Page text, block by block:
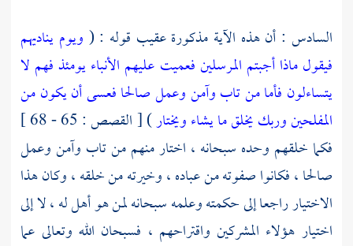
السادس : أن هذه الآية مذكورة عقيب قوله : ( ويوم يناديهم
فيقول ماذا أجبتم المرسلينفعميت عليهم الأنباء يومئذ فهم لا
يتساءلون فأما من تاب وآمن وعمل صالحا فعسى أن يكون من
المفلحينوربك يخلق ما يشاء ويختار
) [ القصص : 65 - 68 ]
فكما خلقهم وحده سبحانه ، اختار منهم من تاب وآمن وعمل
صالحا ، فكانوا صفوته من عباده ، وخيرته من خلقه ، وكان هذا
الاختيار راجعا إلى حكمته وعلمه سبحانه لمن هو أهل له ، لا إلى
اختيار هؤلاء المشركين واقتراحهم ، فسبحان الله وتعالى عما